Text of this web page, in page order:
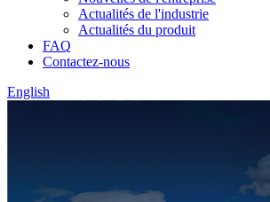
Actualités de l'industrie
Actualités du produit
FAQ
Contactez-nous
English